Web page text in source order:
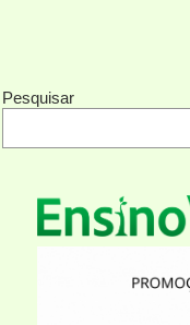
Pesquisar